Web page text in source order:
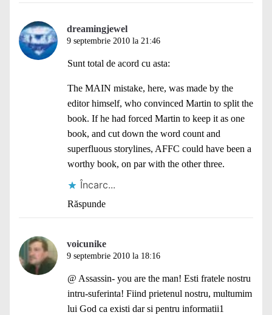
dreamingjewel
9 septembrie 2010 la 21:46
Sunt total de acord cu asta:
The MAIN mistake, here, was made by the
editor himself, who convinced Martin to split the
book. If he had forced Martin to keep it as one
book, and cut down the word count and
superfluous storylines, AFFC could have been a
worthy book, on par with the other three.
Încarc...
Răspunde
voicunike
9 septembrie 2010 la 18:16
@ Assassin- you are the man! Esti fratele nostru
intru-suferinta! Fiind prietenul nostru, multumim
lui God ca existi dar si pentru informatii1